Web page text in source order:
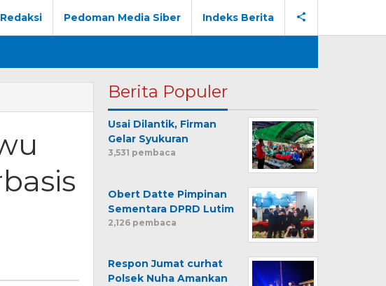
Redaksi Pedoman Media Siber Indeks Berita
Berita Populer
Usai Dilantik, Firman
Gelar Syukuran
3,531 pembaca
Obert Datte Pimpinan
Sementara DPRD Lutim
2,126 pembaca
Respon Jumat curhat
Polsek Nuha Amankan